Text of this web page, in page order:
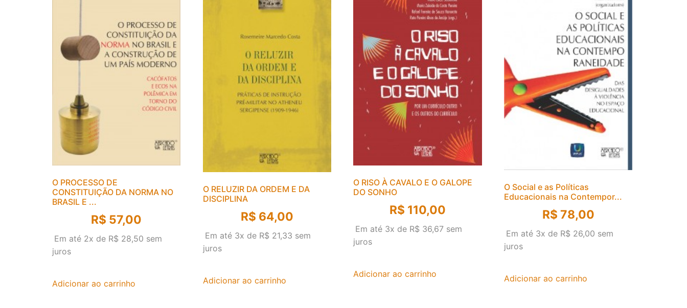
O PROCESSO DE
CONSTITUIÇÃO DA NORMA NO
BRASIL E ...
R$ 57,00
Em até 2x de R$ 28,50 sem
juros
Adicionar ao carrinho
O RELUZIR DA ORDEM E DA
DISCIPLINA
R$ 64,00
Em até 3x de R$ 21,33 sem
juros
Adicionar ao carrinho
O RISO À CAVALO E O GALOPE
DO SONHO
R$ 110,00
Em até 3x de R$ 36,67 sem
juros
Adicionar ao carrinho
O Social e as Políticas
Educacionais na Contempor...
R$ 78,00
Em até 3x de R$ 26,00 sem
juros
Adicionar ao carrinho